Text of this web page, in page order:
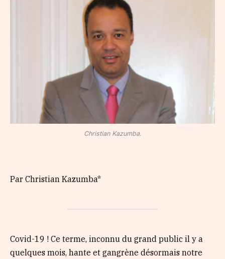
Christian Kazumba.
Par Christian Kazumba*
Covid-19 ! Ce terme, inconnu du grand public il y a
quelques mois, hante et gangrène désormais notre